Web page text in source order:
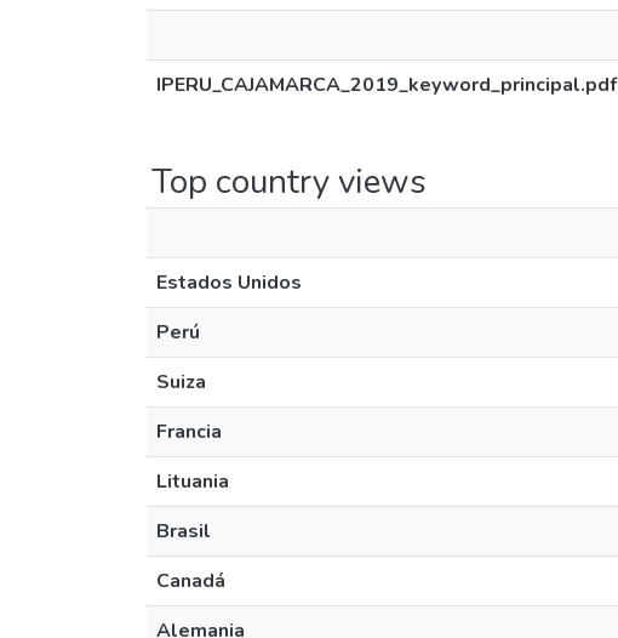
IPERU_CAJAMARCA_2019_keyword_principal.pdf
Top country views
Estados Unidos
Perú
Suiza
Francia
Lituania
Brasil
Canadá
Alemania